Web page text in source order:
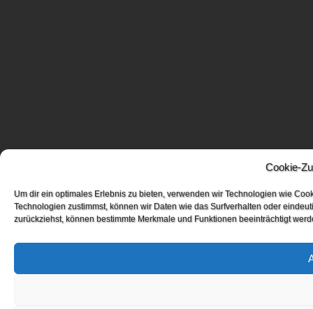
Cookie-
Um dir ein optimales Erlebnis zu bieten, verwenden wir Technologien wie
Technologien zustimmst, können wir Daten wie das Surfverhalten oder
zurückziehst, können bestimmte Merkmale und Funktionen beeinträchtigt